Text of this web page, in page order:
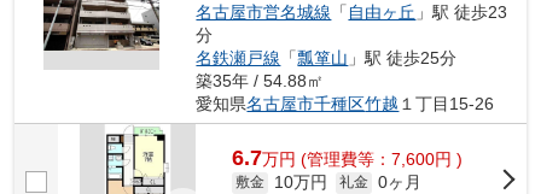
名古屋市営名城線 「 自由ヶ丘 」駅 徒歩23
分
名鉄瀬戸線 「瓢箪山 」駅 徒歩25分
築35年 / 54.88㎡
愛知県名古屋市千種区竹越 １丁目15-26
6.7万円 (管理費等：7,600円 )
敷金 10万円 礼金 0ヶ月